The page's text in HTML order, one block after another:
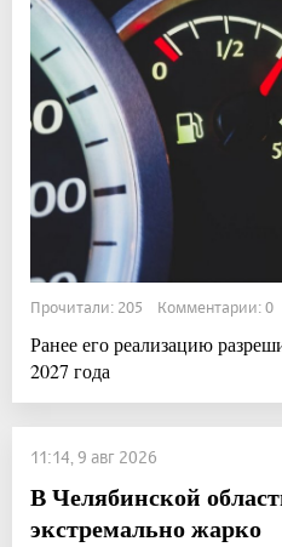
Прочитали: 205 Комментарии: 0
Ранее его реализацию
2027 года
11:14, 9 авг 2026
В Челябинской
экстремально жарко